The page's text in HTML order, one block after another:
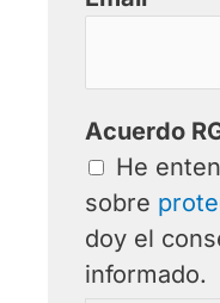
Acuerdo
He
sobre
doy el
informado.